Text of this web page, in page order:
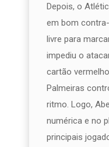
Depois, o
em bom
livre para
impediu o
cartão
Palmeiras
ritmo. Logo,
numérica e no
principais